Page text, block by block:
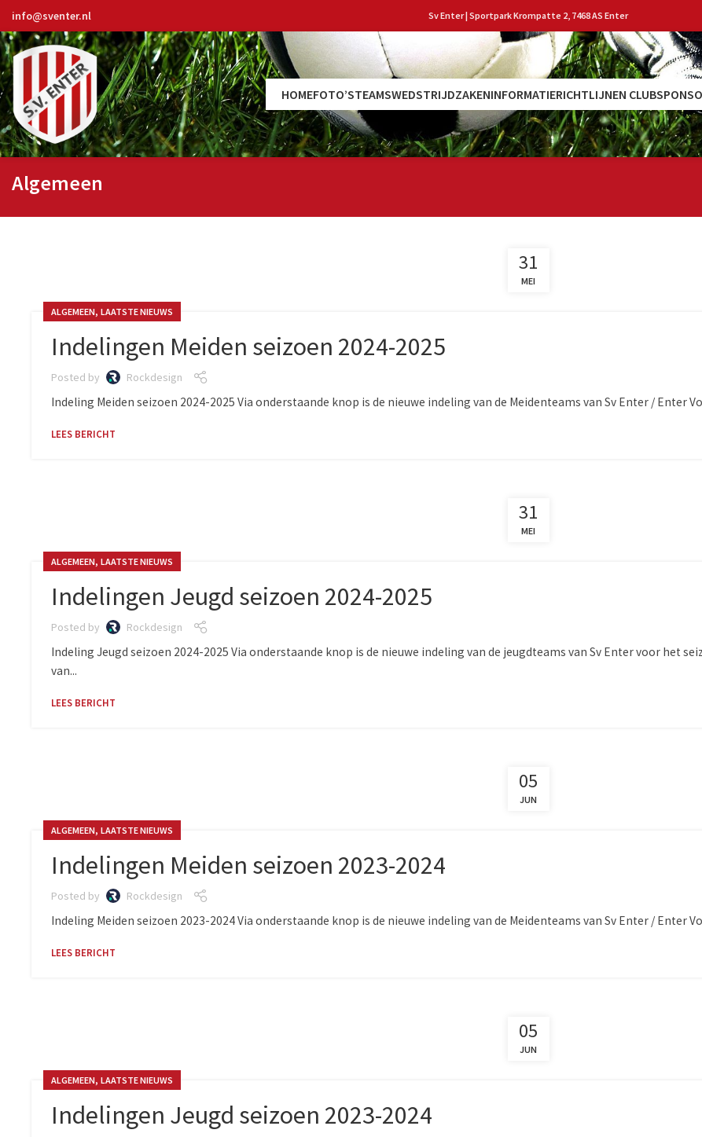
info@sventer.nl Sv Enter | Sportpark Krompatte 2, 7468 AS Enter
HOMEFOTO’STEAMSWEDSTRIJDZAKENINFORMATIERICHTLIJNEN CLUB
Algemeen
31
MEI
ALGEMEEN, LAATSTE NIEUWS
Indelingen Meiden seizoen 2024-2025
Posted by Rockdesign
Indeling Meiden seizoen 2024-2025 Via onderstaande knop is de nieuwe indeling van de Meidenteams van Sv Enter / Enter
LEES BERICHT
31
MEI
ALGEMEEN, LAATSTE NIEUWS
Indelingen Jeugd seizoen 2024-2025
Posted by Rockdesign
Indeling Jeugd seizoen 2024-2025 Via onderstaande knop is de nieuwe indeling van de jeugdteams van Sv Enter voor het
van...
LEES BERICHT
05
JUN
ALGEMEEN, LAATSTE NIEUWS
Indelingen Meiden seizoen 2023-2024
Posted by Rockdesign
Indeling Meiden seizoen 2023-2024 Via onderstaande knop is de nieuwe indeling van de Meidenteams van Sv Enter / Enter
LEES BERICHT
05
JUN
ALGEMEEN, LAATSTE NIEUWS
Indelingen Jeugd seizoen 2023-2024